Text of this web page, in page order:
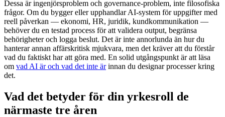
Dessa är ingenjörsproblem och governance-problem, inte filosofiska
frågor. Om du bygger eller upphandlar AI-system för uppgifter med
reell påverkan — ekonomi, HR, juridik, kundkommunikation —
behöver du en testad process för att validera output, begränsa
behörigheter och logga beslut. Det är inte annorlunda än hur du
hanterar annan affärskritisk mjukvara, men det kräver att du förstår
vad du faktiskt har att göra med. En solid utgångspunkt är att läsa
om vad AI är och vad det inte ärinnan du designar processer kring
det.
Vad det betyder för din yrkesroll de
närmaste tre åren